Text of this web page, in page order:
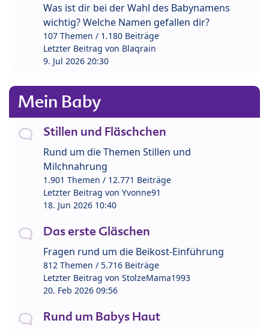
Was ist dir bei der Wahl des Babynamens
wichtig? Welche Namen gefallen dir?
107 Themen / 1.180 Beiträge
Letzter Beitrag von Blaqrain
9. Jul 2026 20:30
Mein Baby
Stillen und Fläschchen
Rund um die Themen Stillen und
Milchnahrung
1.901 Themen / 12.771 Beiträge
Letzter Beitrag von Yvonne91
18. Jun 2026 10:40
Das erste Gläschen
Fragen rund um die Beikost-Einführung
812 Themen / 5.716 Beiträge
Letzter Beitrag von StolzeMama1993
20. Feb 2026 09:56
Rund um Babys Haut